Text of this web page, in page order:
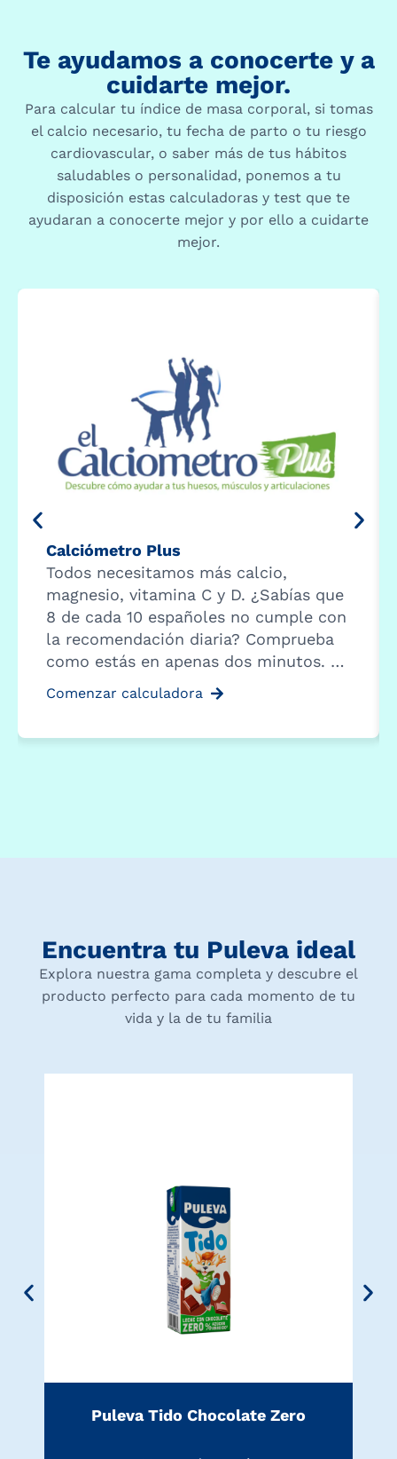
Te ayudamos a conocerte y a
cuidarte mejor.
Para calcular tu índice de masa corporal, si tomas
el calcio necesario, tu fecha de parto o tu riesgo
cardiovascular, o saber más de tus hábitos
saludables o personalidad, ponemos a tu
disposición estas calculadoras y test que te
ayudaran a conocerte mejor y por ello a cuidarte
mejor.
Calciómetro Plus
Todos necesitamos más calcio,
magnesio, vitamina C y D. ¿Sabías que
8 de cada 10 españoles no cumple con
la recomendación diaria? Comprueba
como estás en apenas dos minutos. …
Comenzar calculadora
Encuentra tu Puleva ideal
Explora nuestra gama completa y descubre el
producto perfecto para cada momento de tu
vida y la de tu familia
Puleva Tido Chocolate Zero